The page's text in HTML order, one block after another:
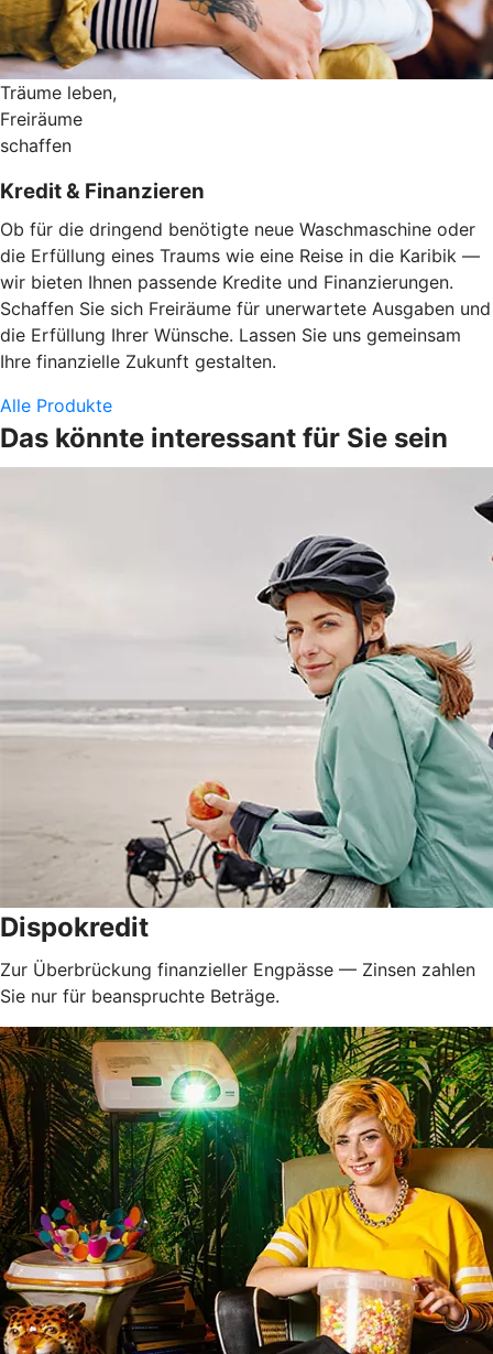
Träume leben,
Freiräume
schaffen
Kredit & Finanzieren
Ob für die dringend benötigte neue Waschmaschine oder
die Erfüllung eines Traums wie eine Reise in die Karibik —
wir bieten Ihnen passende Kredite und Finanzierungen.
Schaffen Sie sich Freiräume für unerwartete Ausgaben und
die Erfüllung Ihrer Wünsche. Lassen Sie uns gemeinsam
Ihre finanzielle Zukunft gestalten.
Alle Produkte
Das könnte interessant für Sie sein
Dispokredit
Zur Überbrückung finanzieller Engpässe — Zinsen zahlen
Sie nur für beanspruchte Beträge.